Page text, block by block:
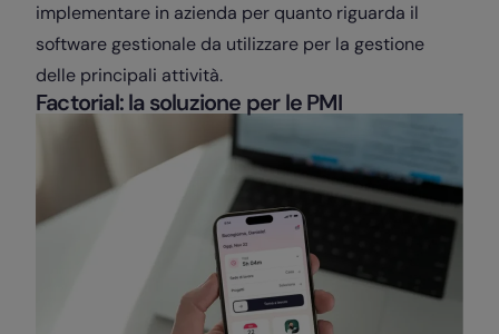
implementare in azienda per quanto riguarda il
software gestionale da utilizzare per la gestione
delle principali attività.
Factorial: la soluzione per le PMI